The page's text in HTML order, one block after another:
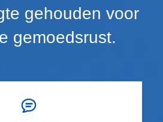
gehouden voor
gemoedsrust.